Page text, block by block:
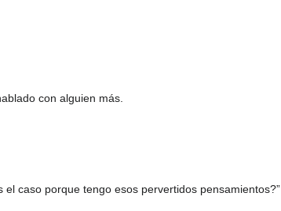
con alguien más.
caso porque tengo esos pervertidos pensamientos?”